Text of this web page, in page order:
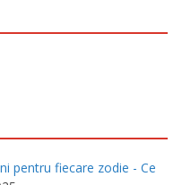
pentru fiecare zodie - Ce